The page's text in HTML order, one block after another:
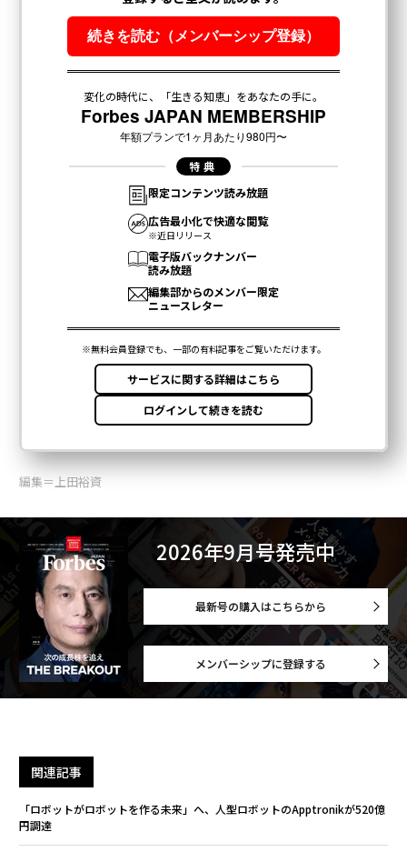
編集＝上田裕資
2026年9月号発売中
最新号の購入はこちらから
メンバーシップに登録する
関連記事
「ロボットがロボットを作る未来」へ、人型ロボットのApptronikが520億
円調達